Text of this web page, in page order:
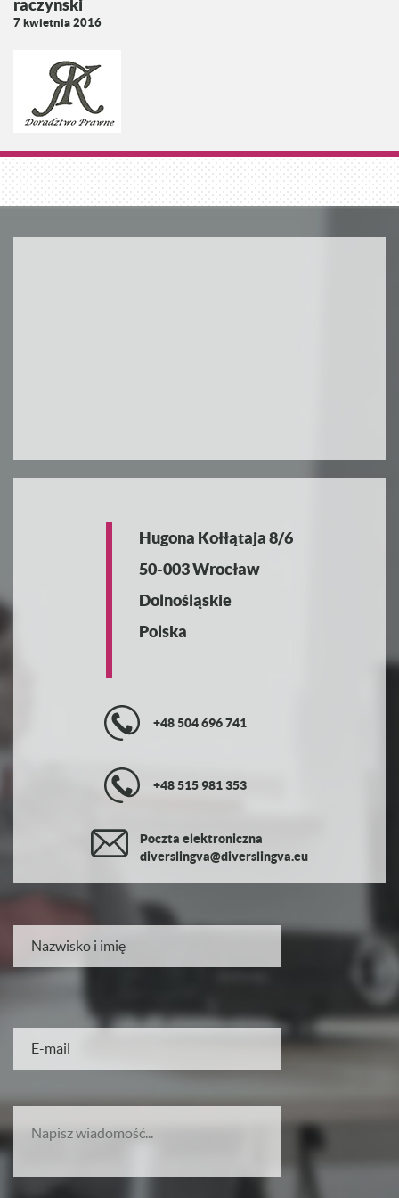
raczynski
7 kwietnia 2016
Hugona Kołłątaja 8/6
50-003 Wrocław
Dolnośląskie
Polska
+48 504 696 741
+48 515 981 353
Poczta elektroniczna
diverslingva@diverslingva.eu